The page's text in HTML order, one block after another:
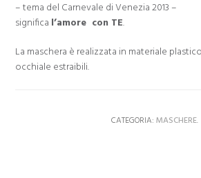
– tema del Carnevale di Venezia 2013 –
significa l’amore con TE.
La maschera è realizzata in materiale
occhiale estraibili.
CATEGORIA: MASCHERE.